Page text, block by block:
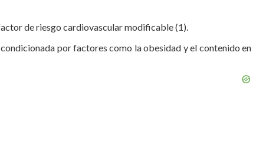
de riesgo cardiovascular modificable (1).
por factores como la obesidad y el contenido en